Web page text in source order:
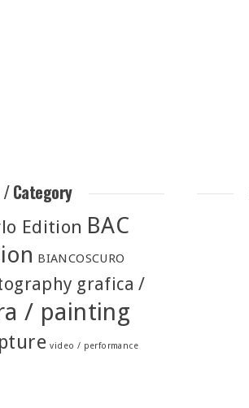
Category
Edition BAC
BIANCOSCURO
grafica /
/ painting
video / performance